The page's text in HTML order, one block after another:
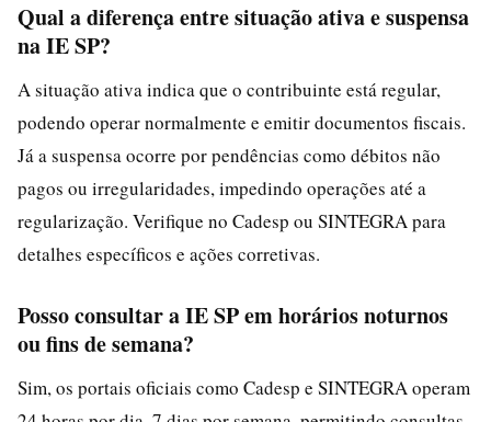
Qual a diferença entre situação ativa e suspensa
na IE SP?
A situação ativa indica que o contribuinte está regular,
podendo operar normalmente e emitir documentos fiscais.
Já a suspensa ocorre por pendências como débitos não
pagos ou irregularidades, impedindo operações até a
regularização. Verifique no Cadesp ou SINTEGRA para
detalhes específicos e ações corretivas.
Posso consultar a IE SP em horários noturnos
ou fins de semana?
Sim, os portais oficiais como Cadesp e SINTEGRA operam